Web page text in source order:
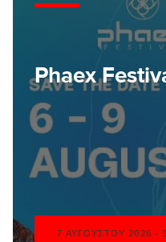
Phaex
7 ΑΥΓΟΎΣΤΟΥ 2026 -